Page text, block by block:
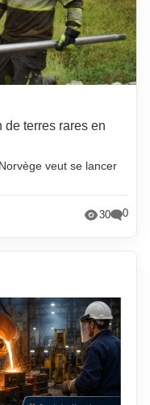
de terres rares en
veut se lancer
30 0